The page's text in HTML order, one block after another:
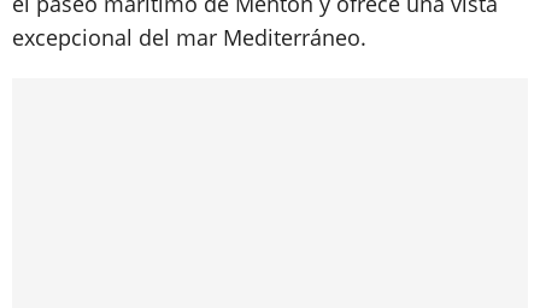
excepcional del mar Mediterráneo.